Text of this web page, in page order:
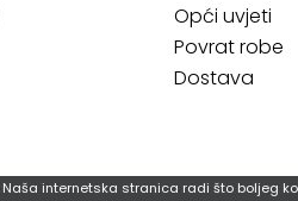
Opći uvjeti
Povrat robe
Dostava
Naša internetska stranica radi što boljeg